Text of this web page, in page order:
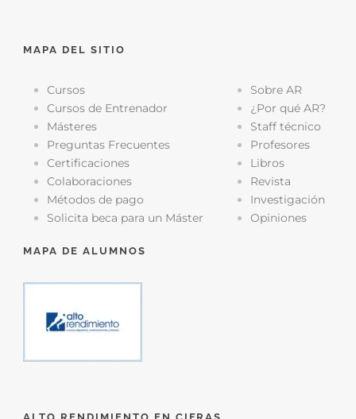
MAPA DEL SITIO
Cursos
Cursos de Entrenador
Másteres
Preguntas Frecuentes
Certificaciones
Colaboraciones
Métodos de pago
Solicita beca para un Máster
Sobre AR
¿Por qué AR?
Staff técnico
Profesores
Libros
Revista
Investigación
Opiniones
MAPA DE ALUMNOS